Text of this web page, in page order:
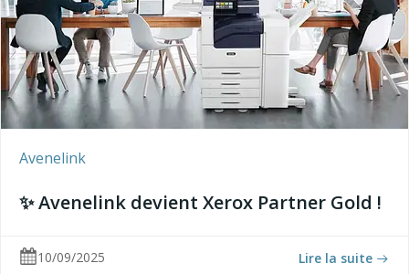
Avenelink
✨ Avenelink devient Xerox Partner Gold !
10/09/2025 Lire la suite